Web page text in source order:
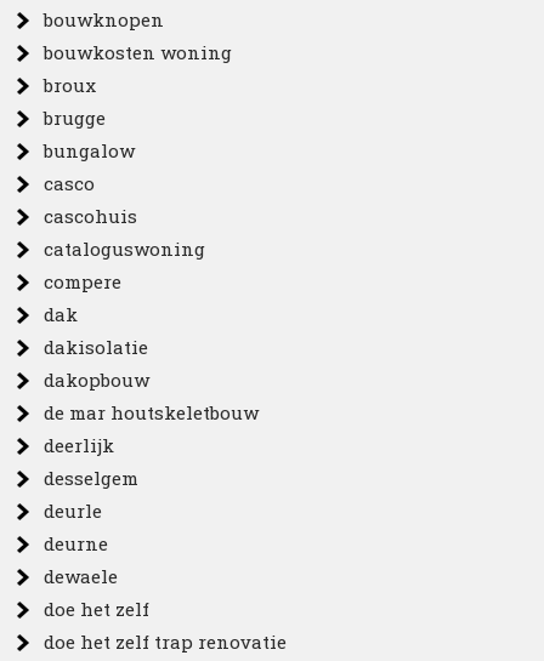
bouwknopen
bouwkosten woning
broux
brugge
bungalow
casco
cascohuis
cataloguswoning
compere
dak
dakisolatie
dakopbouw
de mar houtskeletbouw
deerlijk
desselgem
deurle
deurne
dewaele
doe het zelf
doe het zelf trap renovatie